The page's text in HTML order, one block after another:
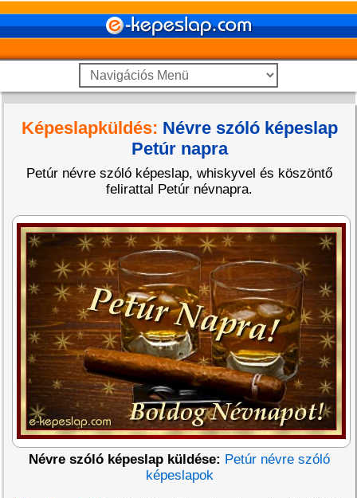
Képeslapküldés: Névre szóló képeslap
Petúr napra
Petúr névre szóló képeslap, whiskyvel és köszöntő
felirattal Petúr névnapra.
Névre szóló képeslap küldése: Petúr névre szóló
képeslapok